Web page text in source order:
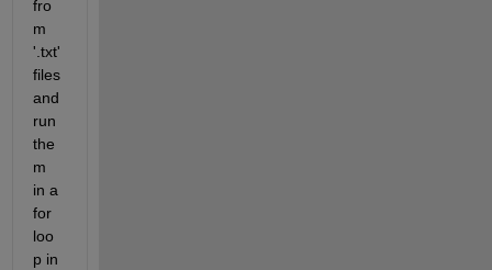
fro
m
'.txt'
files
and
run
the
m
in a
for
loo
p in